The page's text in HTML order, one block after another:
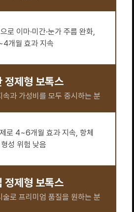
로 이마·미간·눈가 주름 완화,
개월 효과 지속
정제형 보톡스
과 가성비를 모두 중시하는 분
로 4~6개월 효과 지속, 항체
형성 위험 낮음
정제형 보톡스
로 프리미엄 품질을 원하는 분